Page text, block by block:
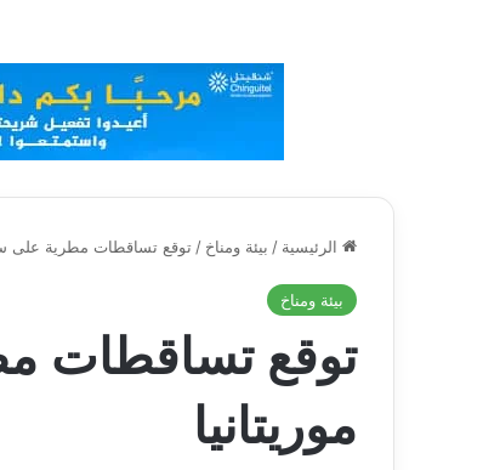
الرئيسية / بيئة ومناخ / توقع تساقطات مطرية على
بيئة ومناخ
توقع تساقطات
موريتانيا